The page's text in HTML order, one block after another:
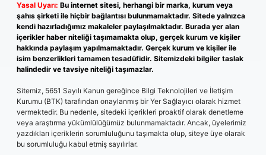
Yasal Uyarı: Bu internet sitesi, herhangi bir marka, kurum veya
şahıs şirketi ile hiçbir bağlantısı bulunmamaktadır. Sitede yalnızca
kendi hazırladığımız makaleler paylaşılmaktadır. Burada yer alan
içerikler haber niteliği taşımamakta olup, gerçek kurum ve kişiler
hakkında paylaşım yapılmamaktadır. Gerçek kurum ve kişiler ile
isim benzerlikleri tamamen tesadüfidir. Sitemizdeki bilgiler taslak
halindedir ve tavsiye niteliği taşımazlar.
Sitemiz, 5651 Sayılı Kanun gereğince Bilgi Teknolojileri ve İletişim
Kurumu (BTK) tarafından onaylanmış bir Yer Sağlayıcı olarak hizmet
vermektedir. Bu nedenle, sitedeki içerikleri proaktif olarak denetleme
veya araştırma yükümlülüğümüz bulunmamaktadır. Ancak, üyelerimiz
yazdıkları içeriklerin sorumluluğunu taşımakta olup, siteye üye olarak
bu sorumluluğu kabul etmiş sayılırlar.